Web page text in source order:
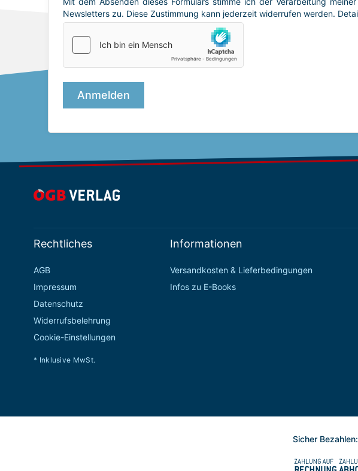
Rechtliches
AGB
Impressum
Datenschutz
Widerrufsbelehrung
Cookie-Einstellungen
* Inklusive MwSt.
Informationen
Versandkosten & Lieferbedingungen
Infos zu E-Books
Sicher Bezahlen: